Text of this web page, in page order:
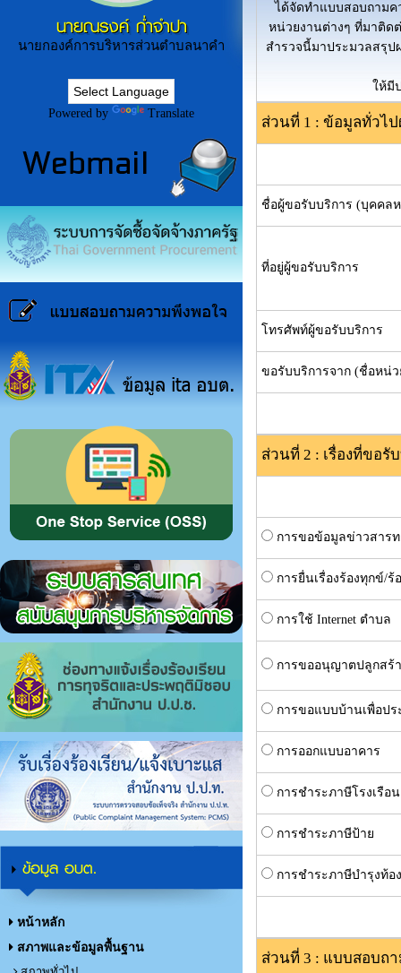
นายณรงค์ ก่ำจำปา
นายกองค์การบริหารส่วนตำบลนาคำ
Powered by Translate
ข้อมูล อบต.
หน้าหลัก
สภาพและข้อมูลพื้นฐาน
ได้จัดทำแบบสอบถามค
หน่วยงานต่างๆ ที่มาติด
สำรวจนี้มาประมวลสรุป
ให้มี
ส่วนที่ 1 : ข้อมูลทั่วไ
ชื่อผู้ขอรับบริการ (บุคคล
ที่อยู่ผู้ขอรับบริการ
โทรศัพท์ผู้ขอรับบริการ
ขอรับบริการจาก (ชื่อหน่
ส่วนที่ 2 : เรื่องที่ขอรั
การขอข้อมูลข่าวสาร
การยื่นเรื่องร้องทุกข์/ร้
การใช้ Internet ตำบล
การขออนุญาตปลูกสร้
การขอแบบบ้านเพื่อป
การออกแบบอาคาร
การชำระภาษีโรงเรือ
การชำระภาษีป้าย
การชำระภาษีบำรุงท้อ
ส่วนที่ 3 : แบบสอบถ